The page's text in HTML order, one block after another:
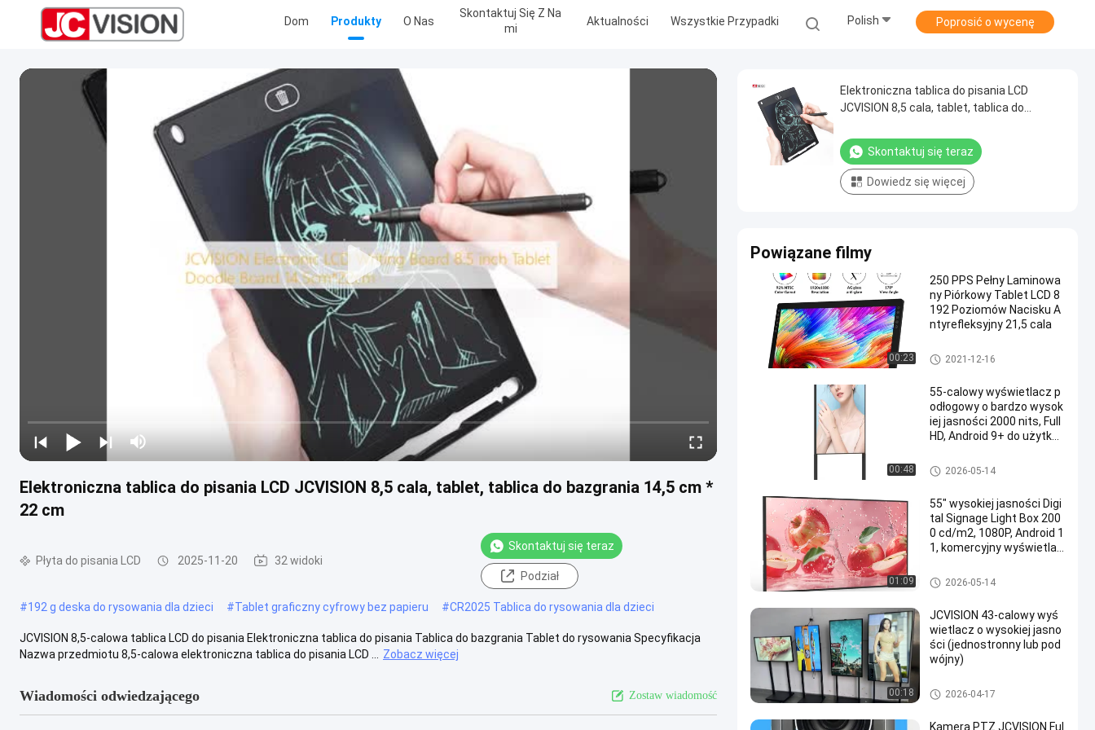
Dom Produkty O Nas
Skontaktuj Się Z Na
Mi
Aktualności Wszystkie Przypadki Polish Poprosić o wycenę
Elektroniczna tablica do pisania LCD JCVISION 8,5 cala, tablet, tablica do bazgrania 14,5 cm *
22 cm
Płyta do pisania LCD 2025-11-20 32 widoki
Skontaktuj się teraz
Podział
#192 g deska do rysowania dla dzieci #Tablet graficzny cyfrowy bez papieru #CR2025 Tablica do rysowania dla dzieci
JCVISION 8,5-calowa tablica LCD do pisania Elektroniczna tablica do pisania Tablica do bazgrania Tablet do rysowania Specyfikacja
Nazwa przedmiotu 8,5-calowa elektroniczna tablica do pisania LCD ...
Zobacz więcej
Wiadomości odwiedzającego Zostaw wiadomość
Elektroniczna tablica do pisania LCD
JCVISION 8,5 cala, tablet, tablica do
Skontaktuj się teraz
Dowiedz się więcej
Powiązane filmy
00:23
250 PPS Pełny Laminowa
ny Piórkowy Tablet LCD 8
192 Poziomów Nacisku A
ntyrefleksyjny 21,5 cala
Płyta do pisania LCD
2021-12-16
00:48
55-calowy wyświetlacz p
odłogowy o bardzo wysok
iej jasności 2000 nits, Full
HD, Android 9+ do użytku
Wyświetlacz sygnalizacji cyfr
owej na zewnątrz
2026-05-14
01:09
55" wysokiej jasności Digi
tal Signage Light Box 200
0 cd/m2, 1080P, Android 1
1, komercyjny wyświetlac
Wyświetlacz sygnalizacji cyfr
owej na zewnątrz
2026-05-14
00:18
JCVISION 43-calowy wyś
wietlacz o wysokiej jasno
ści (jednostronny lub pod
wójny)
Wyświetlacz sygnalizacji cyfr
owej na zewnątrz
2026-04-17
Kamera PTZ JCVISION Ful